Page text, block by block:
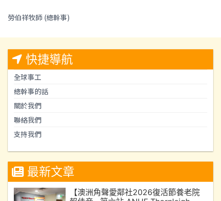
快捷導航
全球事工
總幹事的話
關於我們
聯絡我們
支持我們
最新文章
【澳洲角聲愛鄰社2026復活節養老院
勞伯祥牧師 (總幹事)